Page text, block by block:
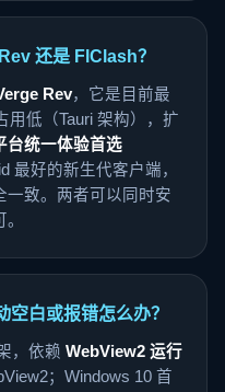
还是 FlClash？
Rev，它是目前最
用低（Tauri 架构），扩
台统一体验首选
最好的新生代客户端，
一致。两者可以同时安
白或报错怎么办？
，依赖 WebView2 运行
；Windows 10 首